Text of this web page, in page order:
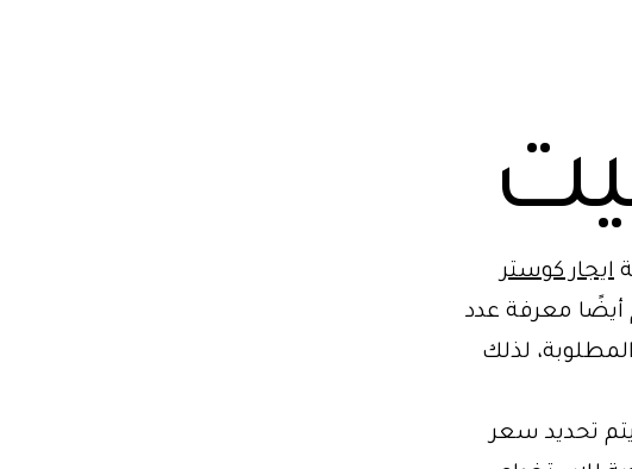
ايجار كوستر
أيضًا معرفة عدد
لذلك
يتم تحديد سعر